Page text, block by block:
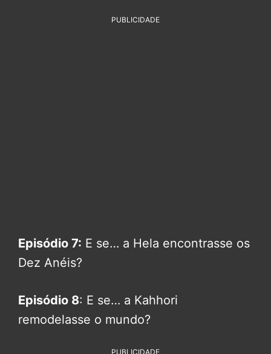
PUBLICIDADE
Episódio 7: E se… a Hela encontrasse os
Dez Anéis?
Episódio 8: E se… a Kahhori
remodelasse o mundo?
PUBLICIDADE